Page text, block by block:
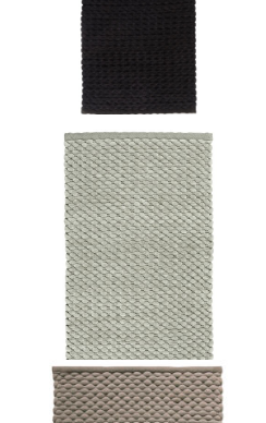
249.00€
Pasirinkti savybes
Vonios kilimėlis MAKS
105.00€249.00€
Pasirinkti savybes